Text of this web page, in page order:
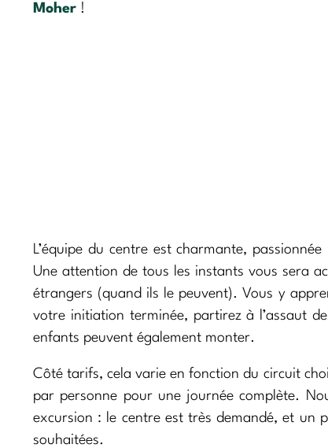
Moher !
L’équipe du centre est charmante,
Une attention de tous les instants vous sera
étrangers (quand ils le peuvent). Vous y
votre initiation terminée, partirez à l’assaut
enfants peuvent également monter.
Côté tarifs, cela varie en fonction du circuit
par personne pour une journée complète.
excursion : le centre est très demandé, et un
souhaitées.